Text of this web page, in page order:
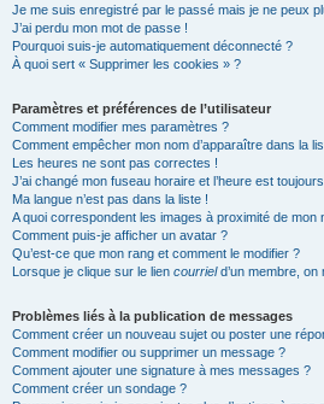
Je me suis enregistré par le passé mais je ne peux
J’ai perdu mon mot de passe !
Pourquoi suis-je automatiquement déconnecté ?
À quoi sert « Supprimer les cookies » ?
Paramètres et préférences de l’utilisateur
Comment modifier mes paramètres ?
Comment empêcher mon nom d’apparaître dans la
Les heures ne sont pas correctes !
J’ai changé mon fuseau horaire et l’heure est
Ma langue n’est pas dans la liste !
A quoi correspondent les images à proximité de mon
Comment puis-je afficher un avatar ?
Qu’est-ce que mon rang et comment le modifier ?
Lorsque je clique sur le lien courrield’un membre, on
Problèmes liés à la publication de messages
Comment créer un nouveau sujet ou poster une
Comment modifier ou supprimer un message ?
Comment ajouter une signature à mes messages ?
Comment créer un sondage ?